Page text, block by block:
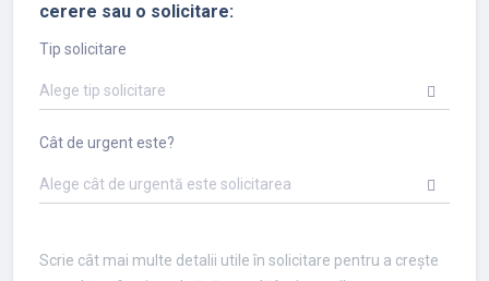
cerere sau o solicitare:
Tip solicitare
Alege tip solicitare
Cât de urgent este?
Alege cât de urgentă este solicitarea